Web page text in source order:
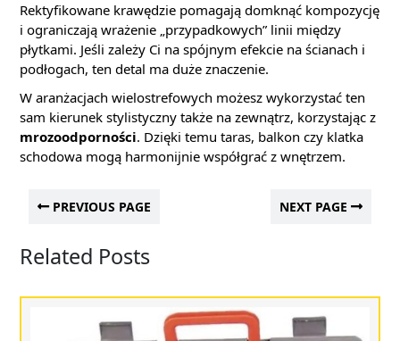
Rektyfikowane krawędzie pomagają domknąć kompozycję
i ograniczają wrażenie „przypadkowych” linii między
płytkami. Jeśli zależy Ci na spójnym efekcie na ścianach i
podłogach, ten detal ma duże znaczenie.
W aranżacjach wielostrefowych możesz wykorzystać ten
sam kierunek stylistyczny także na zewnątrz, korzystając z
mrozoodporności. Dzięki temu taras, balkon czy klatka
schodowa mogą harmonijnie współgrać z wnętrzem.
PREVIOUS PAGE NEXT PAGE
Related Posts